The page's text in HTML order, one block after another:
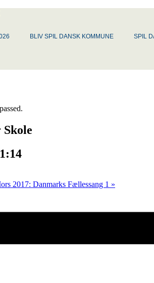
BLIV SPIL DANSK KOMMUNE SPIL
Skole
2017: Danmarks Fællessang 1 »